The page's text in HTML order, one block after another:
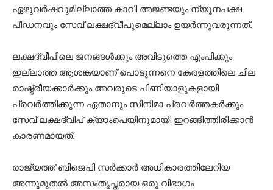
ഏഴുവര്‍ഷവുമില്ലാത്ത കാവി അജണ്ടയും ന്യൂനപക്ഷ
പീഡനവും സേവ് ലക്ഷദ്വീപുമെല്ലാം ഉയര്‍ന്നുവരുന്നത്.
ലക്ഷദ്വീപിലെ ജനങ്ങള്‍ക്കും അവിടുത്തെ എംപിക്കും
ഇല്ലാത്ത ആശങ്കയാണ്‌ പൊടുന്നനെ കേരളത്തിലെ ചില
രാഷ്ട്രീയക്കാര്‍ക്കും അവരുടെ പിണിയാളുകളായി
പ്രവര്‍ത്തിക്കുന്ന ഏതാനും സിനിമാ പ്രവര്‍ത്തകര്‍ക്കും
സേവ് ലക്ഷദ്വീപ് ക്യാംപെയിനുമായി ഇറങ്ങിത്തിരിക്കാന്‍
കാരണമായത്.
രാജ്യത്ത് ബിജെപി സര്‍ക്കാര്‍ അധികാരത്തിലേറിയ
അന്നുമുതല്‍ അസംതൃപ്തരായ ഒരു വിഭാഗം